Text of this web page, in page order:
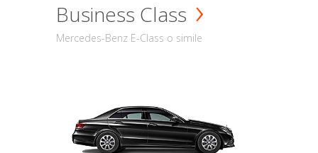
Business Class
Mercedes-Benz E-Class o simile